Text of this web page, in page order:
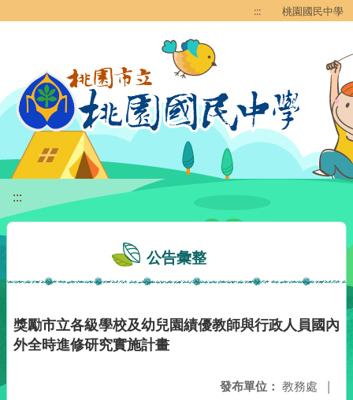
::: 桃園國民中學
:::
公告彙整
獎勵市立各級學校及幼兒園績優教師與行政人員國內
外全時進修研究實施計畫
發布單位： 教務處 |